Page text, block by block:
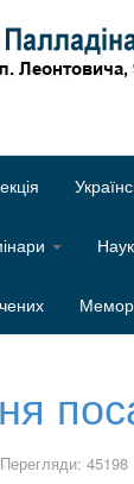
Перегляди: 45198